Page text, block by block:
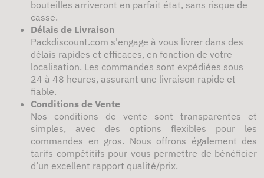
bouteilles arriveront en parfait état, sans risque de
casse.
Délais de Livraison
Packdiscount.com s'engage à vous livrer dans des
délais rapides et efficaces, en fonction de votre
localisation. Les commandes sont expédiées sous
24 à 48 heures, assurant une livraison rapide et
fiable.
Conditions de Vente
Nos conditions de vente sont transparentes et
simples, avec des options flexibles pour les
commandes en gros. Nous offrons également des
tarifs compétitifs pour vous permettre de bénéficier
d’un excellent rapport qualité/prix.